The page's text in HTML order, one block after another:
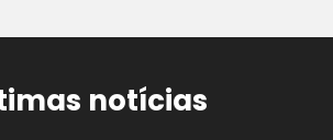
notícias